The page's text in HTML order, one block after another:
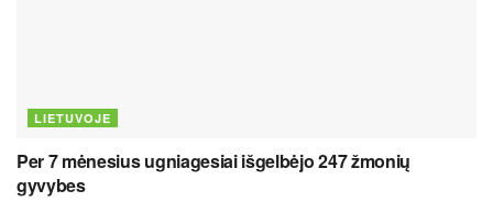
LIETUVOJE
Per 7 mėnesius ugniagesiai išgelbėjo 247 žmonių
gyvybes